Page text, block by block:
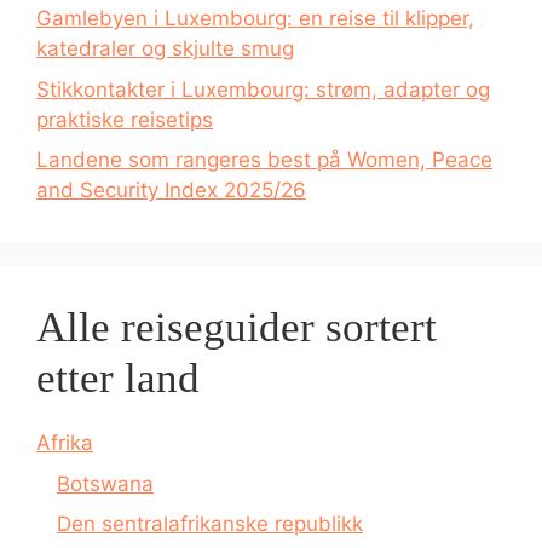
Gamlebyen i Luxembourg: en reise til klipper,
katedraler og skjulte smug
Stikkontakter i Luxembourg: strøm, adapter og
praktiske reisetips
Landene som rangeres best på Women, Peace
and Security Index 2025/26
Alle reiseguider sortert
etter land
Afrika
Botswana
Den sentralafrikanske republikk